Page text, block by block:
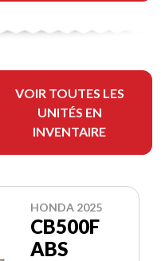
VOIR TOUTES LES
UNITÉS EN
INVENTAIRE
HONDA 2025
CB500F
ABS